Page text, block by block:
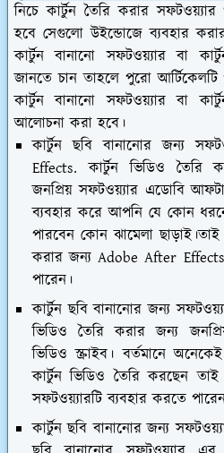
নিচে কার্টুন তৈরি করার
হবে সেগুলো উইন্ডোজে ব্যবহার
কার্টুন বানানো সফটওয়্যার বা
জানতে চান তাহলে পুরো
কার্টুন বানানো সফটওয়্যার বা
আলোচনা করা হবে।
কার্টুন ছবি বানানোর জন্য
Effects.কার্টুন ভিডিও তৈরি
জনপ্রিয় সফটওয়্যার এডোবি
ব্যবহার করে আপনি যে কোন
পারবেন কোন ঝামেলা
করার জন্য Adobe After
পারেন।
কার্টুন ছবি বানানোর জন্য
ভিডিও তৈরি করার জন্য
ভিডিও স্ক্রাইব। বর্তমানে
কার্টুন ভিডিও তৈরি করছেন
সফটওয়্যারটি ব্যবহার করতে
কার্টুন ছবি বানানোর জন্য